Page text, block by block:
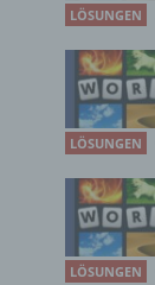
LÖSUNGEN
LÖSUNGEN
LÖSUNGEN